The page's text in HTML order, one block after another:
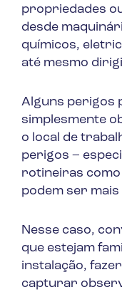
propriedades
desde
químicos,
até mesmo
Alguns perigos
simplesmente
o local de
perigos –
rotineiras como
podem ser
Nesse caso,
que estejam
instalação,
capturar